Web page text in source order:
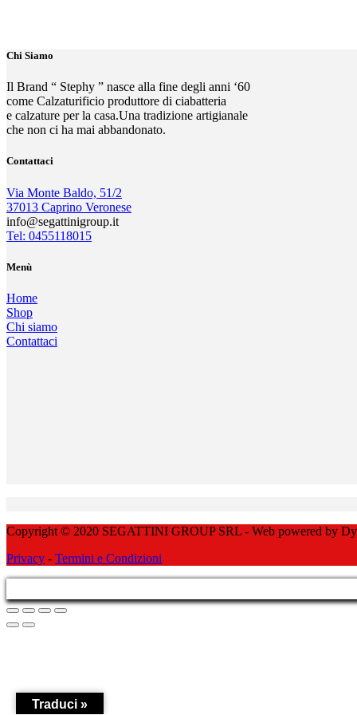
Chi Siamo
Il Brand “ Stephy ” nasce alla fine degli anni ‘60
come Calzaturificio produttore di ciabatteria
e calzature per la casa.Una tradizione artigianale
che non ci ha mai abbandonato.
Contattaci
Via Monte Baldo, 51/2
37013 Caprino Veronese
info@segattinigroup.it
Tel: 0455118015
Menù
Home
Shop
Chi siamo
Contattaci
Copyright © 2020 SEGATTINI GROUP SRL - Web powered by
Privacy - Termini e Condizioni
Traduci »